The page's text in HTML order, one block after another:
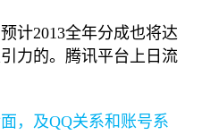
计2013全年分成也将达
力的。腾讯平台上日流
，及QQ关系和账号系